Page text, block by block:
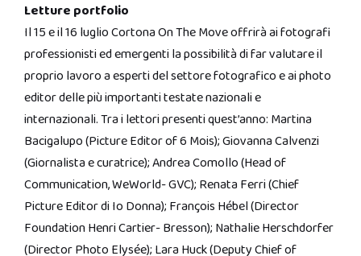
Letture portfolio
Il 15 e il 16 luglio Cortona On The Move offrirà ai fotografi
professionisti ed emergenti la possibilità di far valutare il
proprio lavoro a esperti del settore fotografico e ai photo
editor delle più importanti testate nazionali e
internazionali. Tra i lettori presenti quest’anno: Martina
Bacigalupo (Picture Editor of 6 Mois); Giovanna Calvenzi
(Giornalista e curatrice); Andrea Comollo (Head of
Communication, WeWorld- GVC); Renata Ferri (Chief
Picture Editor di Io Donna); François Hébel (Director
Foundation Henri Cartier- Bresson); Nathalie Herschdorfer
(Director Photo Elysée); Lara Huck (Deputy Chief of